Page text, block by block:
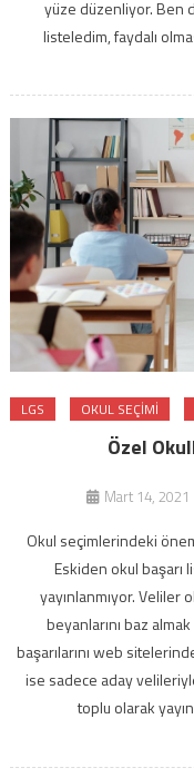
yüze düzenliyor. Ben
listeledim, faydalı
LGS OKUL SEÇIMI
Özel
Mart 14, 2021
Okul seçimlerindeki
Eskiden okul başarı
yayınlanmıyor. Veliler
beyanlarını baz
başarılarını web
ise sadece aday
toplu olarak